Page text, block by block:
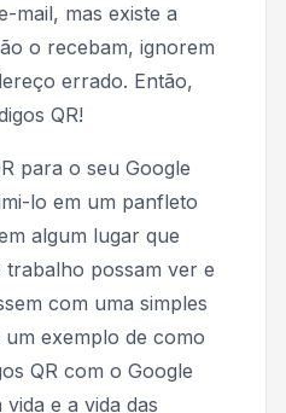
mail, mas existe a
o recebam, ignorem
errado. Então,
QR!
para o seu Google
lo em um panfleto
algum lugar que
possam ver e
com uma simples
um exemplo de como
QR com o Google
e a vida das